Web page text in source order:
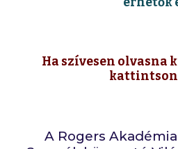
Ha szívesen olvasna
kattintson
A Rogers